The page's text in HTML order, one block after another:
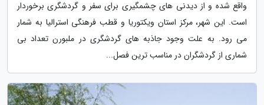
واقع شده و از دیدنی های چشمگیری برای سفر و گردشگری برخوردار
است. این شهر، مرکز استان ویکتوریا و قطب فرهنگی استرالیا به شمار
می رود. به علت وجود جاذبه های گردشگری در ملبورن تعداد بی
شماری از گردشگران در مناسب ترین فصل...